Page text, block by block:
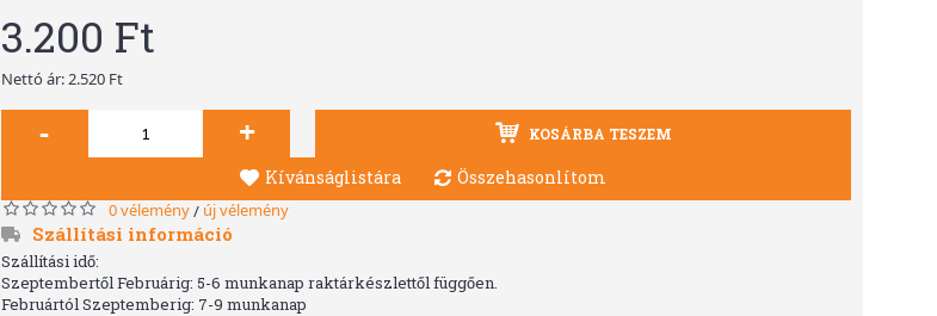
3.200 Ft
Nettó ár: 2.520 Ft
- + KOSÁRBA TESZEM
Kívánságlistára Összehasonlítom
0 vélemény/ új vélemény
Szállítási információ
Szállítási idő:
Szeptembertől Februárig: 5-6 munkanap raktárkészlettől függően.
Februártól Szeptemberig: 7-9 munkanap